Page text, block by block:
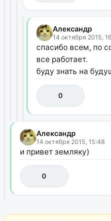
Александр
14 октября 2015,
спасибо всем, по
все работает.
буду знать на
0
Александр
14 октября 2015, 15:48
и привет земляку)
0